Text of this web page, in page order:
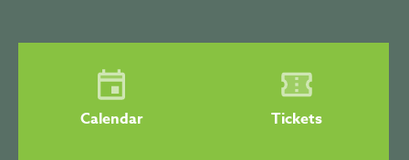
Calendar Tickets